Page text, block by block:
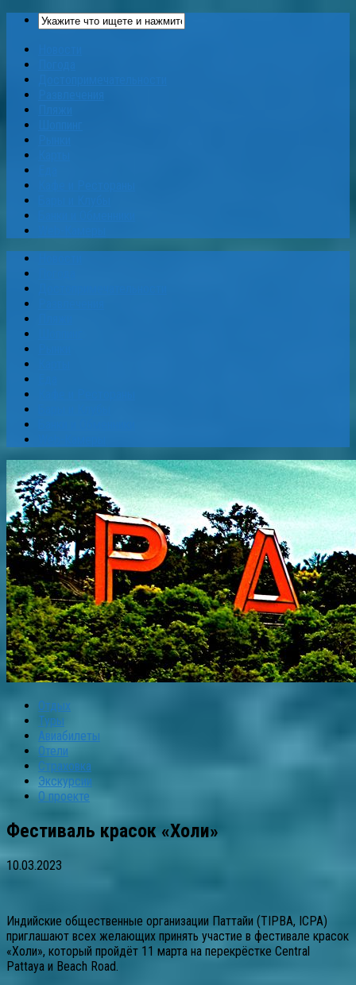
Отдых
Туры
Авиабилеты
Отели
Страховка
Экскурсии
О проекте
Фестиваль красок «Холи»
10.03.2023
Индийские общественные организации Паттайи (TIPBA, ICPA)
приглашают всех желающих принять участие в фестивале красок
«Холи», который пройдёт 11 марта на перекрёстке Central
Pattaya и Beach Road.